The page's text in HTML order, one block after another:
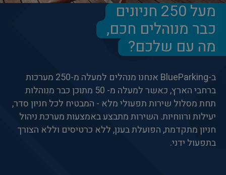
מעל 250 חניונים
כבר מנוהלים חכם,
מה עם שלכם?
ב-BlueParking אנחנו מנהלים למעלה מ-250 מערכות
ברחבי הארץ, כאשר למעלה מ- 50 מתוכן כבר מנוהלות
תחת מסלול שירות תפעולי מלא - המבטיח לכל חניון סדר,
יעילות ורווחיות. השירות מתבצע באמצעות מערכת ניהול
חניון מתקדמת, הפועלת בענן, ללא כרטיסים וללא הצורך
בתפעול ידני.